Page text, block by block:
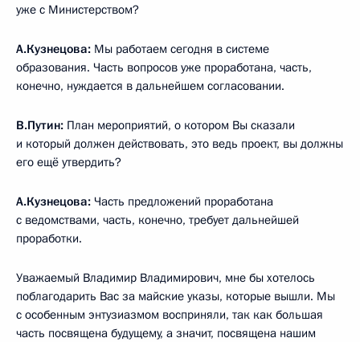
уже с Министерством?
А.Кузнецова: Мы работаем сегодня в системе
образования. Часть вопросов уже проработана, часть,
конечно, нуждается в дальнейшем согласовании.
В.Путин: План мероприятий, о котором Вы сказали
и который должен действовать, это ведь проект, вы должны
его ещё утвердить?
А.Кузнецова: Часть предложений проработана
с ведомствами, часть, конечно, требует дальнейшей
проработки.
Уважаемый Владимир Владимирович, мне бы хотелось
поблагодарить Вас за майские указы, которые вышли. Мы
с особенным энтузиазмом восприняли, так как большая
часть посвящена будущему, а значит, посвящена нашим